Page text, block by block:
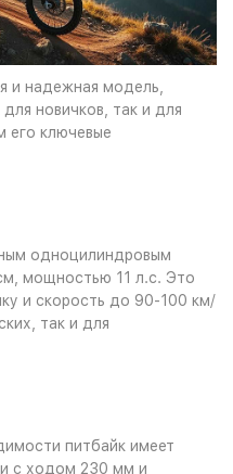
и надежная модель,
новичков, так и для
его ключевые
одноцилиндровым
мощностью 11 л.с. Это
и скорость до 90-100 км/
так и для
питбайк имеет
с ходом 230 мм и